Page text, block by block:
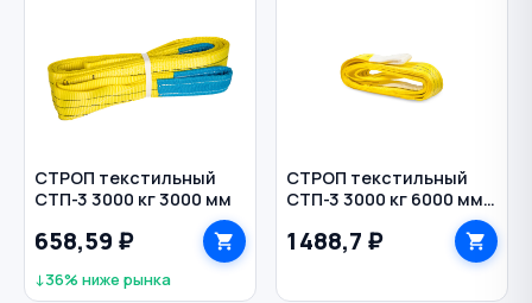
СТРОП текстильный
СТП-3 3000 кг 3000 мм
658,59 ₽
↓36% ниже рынка
СТРОП текстильный
СТП-3 3000 кг 6000 мм
1 488,7 ₽